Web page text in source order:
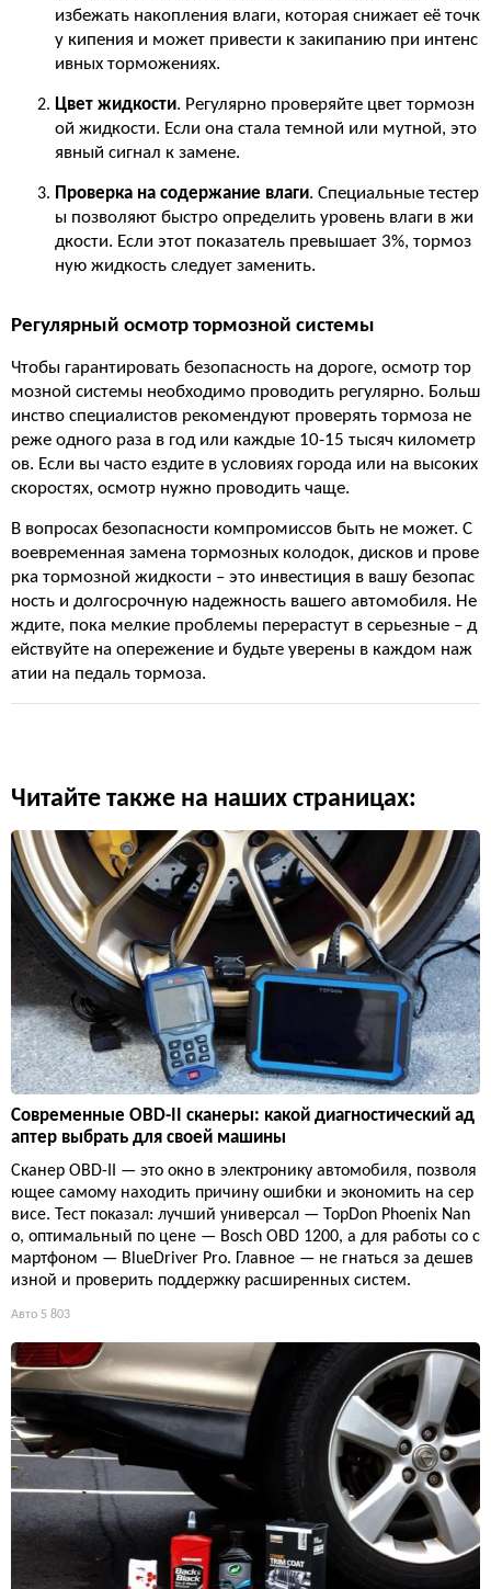
избежать накопления влаги, которая снижает её точк
у кипения и может привести к закипанию при интенс
ивных торможениях.
Цвет жидкости. Регулярно проверяйте цвет тормозн
ой жидкости. Если она стала темной или мутной, это
явный сигнал к замене.
Проверка на содержание влаги. Специальные тестер
ы позволяют быстро определить уровень влаги в жи
дкости. Если этот показатель превышает 3%, тормоз
ную жидкость следует заменить.
Регулярный осмотр тормозной системы
Чтобы гарантировать безопасность на дороге, осмотр тор
мозной системы необходимо проводить регулярно. Больш
инство специалистов рекомендуют проверять тормоза не
реже одного раза в год или каждые 10-15 тысяч километр
ов. Если вы часто ездите в условиях города или на высоких
скоростях, осмотр нужно проводить чаще.
В вопросах безопасности компромиссов быть не может. С
воевременная замена тормозных колодок, дисков и прове
рка тормозной жидкости – это инвестиция в вашу безопас
ность и долгосрочную надежность вашего автомобиля. Не
ждите, пока мелкие проблемы перерастут в серьезные – д
ействуйте на опережение и будьте уверены в каждом наж
атии на педаль тормоза.
Читайте также на наших страницах:
Современные OBD-II сканеры: какой диагностический ад
аптер выбрать для своей машины
Сканер OBD-II — это окно в электронику автомобиля, позволя
ющее самому находить причину ошибки и экономить на сер
висе. Тест показал: лучший универсал — TopDon Phoenix Nan
o, оптимальный по цене — Bosch OBD 1200, а для работы со с
мартфоном — BlueDriver Pro. Главное — не гнаться за дешев
изной и проверить поддержку расширенных систем.
Авто 5 803